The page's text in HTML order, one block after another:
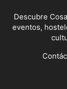
Descubre
eventos,